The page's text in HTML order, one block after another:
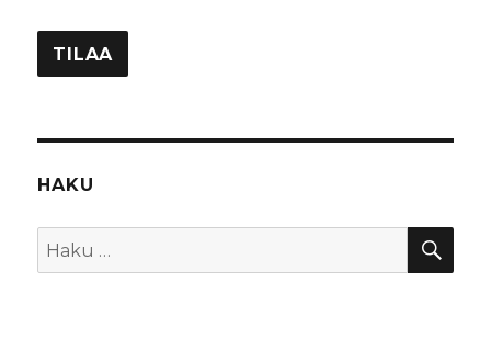
TILAA
HAKU
Etsi: